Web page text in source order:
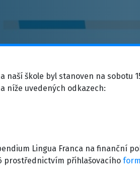
škole byl stanoven na sobotu
níže uvedených odkazech:
Lingua Franca na finanční
prostřednictvím přihlašovacího